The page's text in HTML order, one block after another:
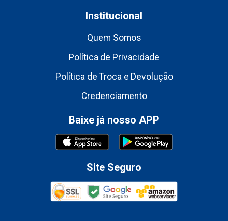
Institucional
Quem Somos
Política de Privacidade
Política de Troca e Devolução
Credenciamento
Baixe já nosso APP
Site Seguro